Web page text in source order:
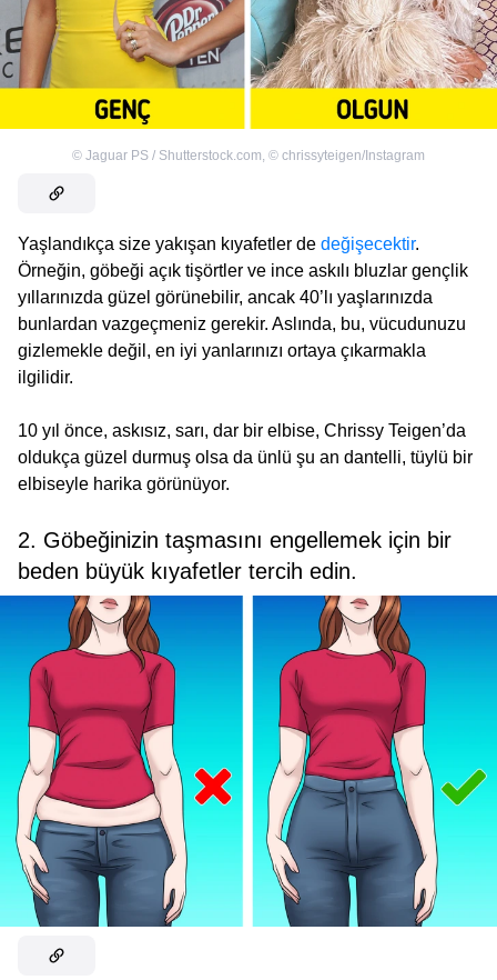
© Jaguar PS / Shutterstock.com © chrissyteigen/Instagram
Yaşlandıkça size yakışan kıyafetler de değişecektir.
Örneğin, göbeği açık tişörtler ve ince askılı bluzlar gençlik
yıllarınızda güzel görünebilir, ancak 40’lı yaşlarınızda
bunlardan vazgeçmeniz gerekir. Aslında, bu, vücudunuzu
gizlemekle değil, en iyi yanlarınızı ortaya çıkarmakla
ilgilidir.
10 yıl önce, askısız, sarı, dar bir elbise, Chrissy Teigen’da
oldukça güzel durmuş olsa da ünlü şu an dantelli, tüylü bir
elbiseyle harika görünüyor.
2. Göbeğinizin taşmasını engellemek için bir
beden büyük kıyafetler tercih edin.